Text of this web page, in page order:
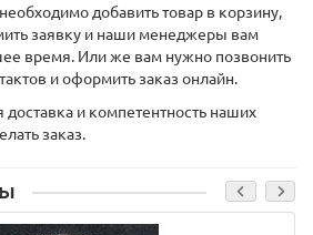
добавить товар в корзину,
заявку и наши менеджеры вам
время. Или же вам нужно позвонить
и оформить заказ онлайн.
и компетентность наших
заказ.